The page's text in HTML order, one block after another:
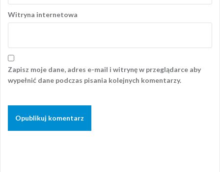
Witryna internetowa
Zapisz moje dane, adres e-mail i witrynę w przeglądarce aby
wypełnić dane podczas pisania kolejnych komentarzy.